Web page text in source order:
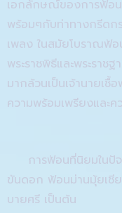
เอกลักษณ์ของการฟ้อน
พร้อมๆกับท่าทางกรีดก
เพลง ในสมัยโบราณฟ้อ
พระราชพิธีและพระราชฐ
มากล้วนเป็นเจ้านายเชื้
ความพร้อมเพรียงและ
การฟ้อนที่นิยมในปั
ขันดอก ฟ้อนม่านมุ้ยเชี
บายศรี เป็นต้น